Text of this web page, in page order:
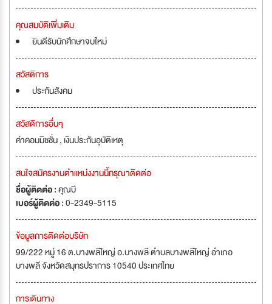
คุณสมบัติเพิ่มเติม
ยินดีรับนักศึกษาจบใหม่
สวัสดิการ
ประกันสังคม
สวัสดิการอื่นๆ
ค่าคอมมิชชั่น , เงินประกันอุบัติเหตุ
สนใจสมัครงานตำแหน่งงานนี้กรุณาติดต่อ
ชื่อผู้ติดต่อ :คุณบี
เบอร์ผู้ติดต่อ :0-2349-5115
ข้อมูลการติดต่อบริษัท
99/222 หมู่ 16 ต.บางพลีใหญ่ อ.บางพลี ตำบลบางพลีใหญ่ อำเภอ
บางพลี จังหวัดสมุทรปราการ 10540 ประเทศไทย
การเดินทาง